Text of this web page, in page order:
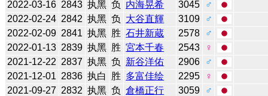
2022-03-16 2843 执黑 负 内海晃希 3045
♂
2022-02-24 2842 执黑 负 大谷直輝 3109
♂
2022-02-09 2841 执黑 胜 石井新蔵 2578
♂
2022-01-13 2839 执黑 胜 宮本千春 2543
♀
2021-12-22 2837 执黑 负 新谷洋佑 2906
♂
2021-12-01 2836 执白 胜 多富佳绘 2295
♀
2021-09-27 2832 执黑 负 倉橋正行 3059
♂